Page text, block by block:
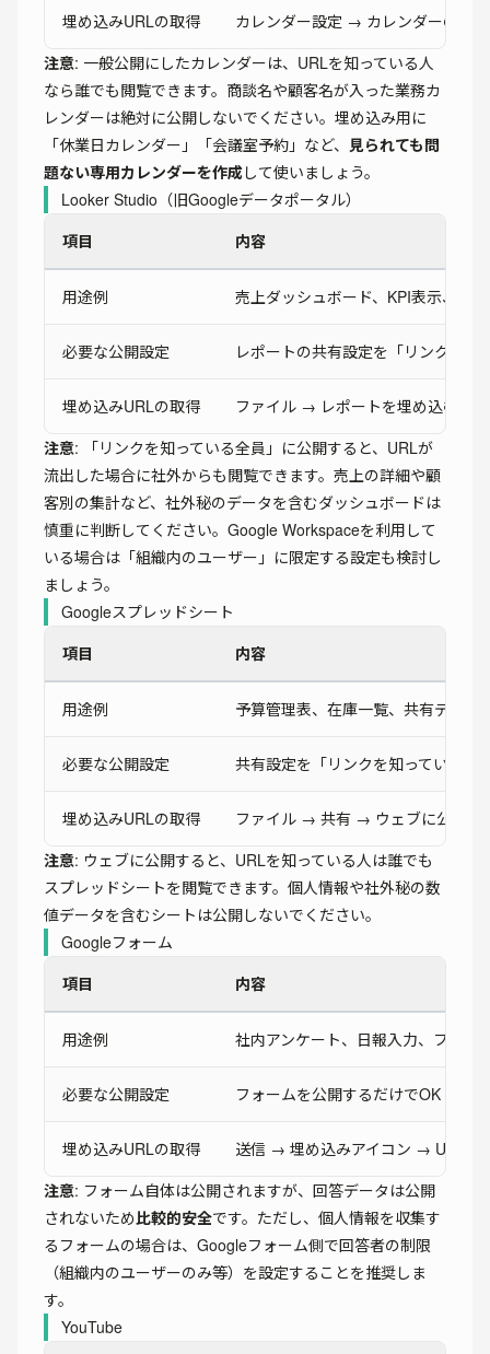
埋め込みURLの取得
カレンダー設定 → カレンダーの統
注意: 一般公開にしたカレンダーは、URLを知っている人
なら誰でも閲覧できます。商談名や顧客名が入った業務カ
レンダーは絶対に公開しないでください。埋め込み用に
「休業日カレンダー」「会議室予約」など、 見られても問
題ない専用カレンダーを作成して使いましょう。
Looker Studio（旧Googleデータポータル）
項目
内容
用途例 売上ダッシュボード、KPI表示、ア
必要な公開設定 レポートの共有設定を「リンクを知
埋め込みURLの取得
ファイル → レポートを埋め込む →
注意: 「リンクを知っている全員」に公開すると、URLが
流出した場合に社外からも閲覧できます。売上の詳細や顧
客別の集計など、社外秘のデータを含むダッシュボードは
慎重に判断してください。Google Workspaceを利用して
いる場合は「組織内のユーザー」に限定する設定も検討し
ましょう。
Googleスプレッドシート
項目
内容
用途例 予算管理表、在庫一覧、共有データ
必要な公開設定 共有設定を「リンクを知っている全
埋め込みURLの取得
ファイル → 共有 → ウェブに公開 →
注意: ウェブに公開すると、URLを知っている人は誰でも
スプレッドシートを閲覧できます。個人情報や社外秘の数
値データを含むシートは公開しないでください。
Googleフォーム
項目
内容
用途例 社内アンケート、日報入力、フィー
必要な公開設定 フォームを公開するだけでOK（回
埋め込みURLの取得
送信 → 埋め込みアイコン → URLを
注意: フォーム自体は公開されますが、回答データは公開
されないため比較的安全です。ただし、個人情報を収集す
るフォームの場合は、Googleフォーム側で回答者の制限
（組織内のユーザーのみ等）を設定することを推奨しま
す。
YouTube